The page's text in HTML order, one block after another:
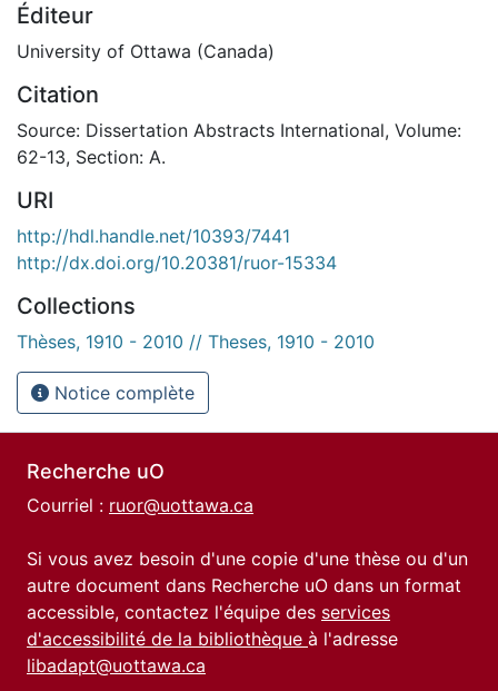
Éditeur
University of Ottawa (Canada)
Citation
Source: Dissertation Abstracts International, Volume:
62-13, Section: A.
URI
http://hdl.handle.net/10393/7441
http://dx.doi.org/10.20381/ruor-15334
Collections
Thèses, 1910 - 2010 // Theses, 1910 - 2010
Notice complète
Recherche uO
Courriel : ruor@uottawa.ca
Si vous avez besoin d'une copie d'une thèse ou d'un
autre document dans Recherche uO dans un format
accessible, contactez l'équipe des services
d'accessibilité de la bibliothèque à l'adresse
libadapt@uottawa.ca